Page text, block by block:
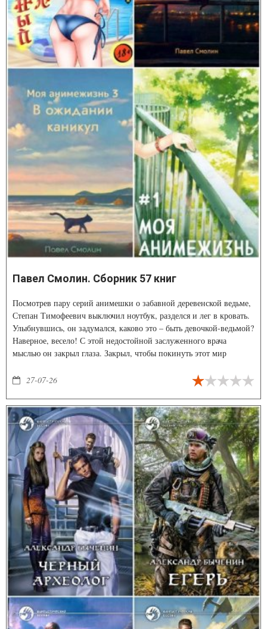
Павел Смолин. Сборник 57 книг
Посмотрев пару серий анимешки о забавной деревенской ведьме,
Степан Тимофеевич выключил ноутбук, разделся и лег в кровать.
Улыбнувшись, он задумался, каково это – быть девочкой-ведьмой?
Наверное, весело! С этой недостойной заслуженного врача
мыслью он закрыл глаза. Закрыл, чтобы покинуть этот мир
тело девочки-подростка!
27-07-26